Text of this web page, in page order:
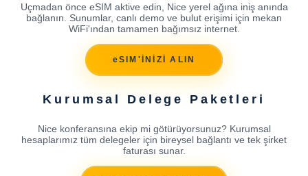
Uçmadan önce eSIM aktive edin, Nice yerel ağına iniş anında
bağlanın. Sunumlar, canlı demo ve bulut erişimi için mekan
WiFi'ından tamamen bağımsız internet.
eSIM'İNİZİ ALIN
Kurumsal Delege Paketleri
Nice konferansına ekip mi götürüyorsunuz? Kurumsal
hesaplarımız tüm delegeler için bireysel bağlantı ve tek şirket
faturası sunar.